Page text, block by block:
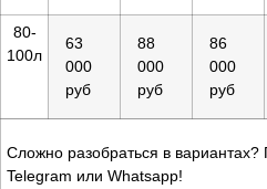
80-
100л
63
000
руб
88
000
руб
86
000
руб
Сложно разобраться в
Telegram или Whatsapp!